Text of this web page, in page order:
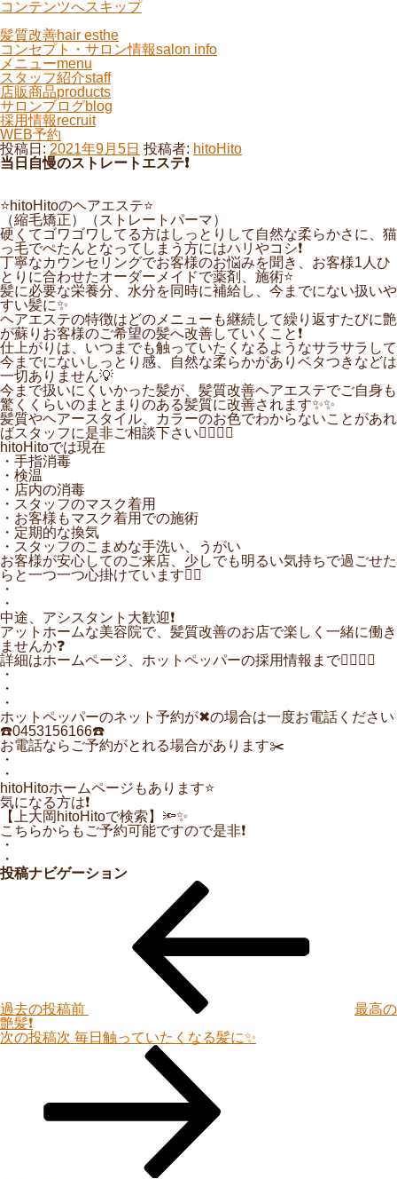
コンテンツへスキップ
髪質改善hair esthe
コンセプト・サロン情報salon info
メニューmenu
スタッフ紹介staff
店販商品products
サロンブログblog
採用情報recruit
WEB予約
投稿日: 2021年9月5日 投稿者: hitoHito
当日自慢のストレートエステ❗️
⭐️hitoHitoのヘアエステ⭐️
（縮毛矯正）（ストレートパーマ）
硬くてゴワゴワしてる方はしっとりして自然な柔らかさに、猫
っ毛でぺたんとなってしまう方にはハリやコシ❗️
丁寧なカウンセリングでお客様のお悩みを聞き、お客様1人ひ
とりに合わせたオーダーメイドで薬剤、施術⭐️
髪に必要な栄養分、水分を同時に補給し、今までにない扱いや
すい髪に✨
ヘアエステの特徴はどのメニューも継続して繰り返すたびに艶
が蘇りお客様のご希望の髪へ改善していくこと❗️
仕上がりは、いつまでも触っていたくなるようなサラサラして
今までにないしっとり感、自然な柔らかがありベタつきなどは
一切ありません💡
今まで扱いにくいかった髪が、髪質改善ヘアエステでご自身も
驚くくらいのまとまりのある髪質に改善されます✨✨
髪質やヘアースタイル、カラーのお色でわからないことがあれ
ばスタッフに是非ご相談下さい🙋‍♂️🙋‍♀️
hitoHitoでは現在
・手指消毒
・検温
・店内の消毒
・スタッフのマスク着用
・お客様もマスク着用での施術
・定期的な換気
・スタッフのこまめな手洗い、うがい
お客様が安心してのご来店、少しでも明るい気持ちで過ごせた
らと一つ一つ心掛けています🙇‍♂️
・
・
中途、アシスタント大歓迎❗️
アットホームな美容院で、髪質改善のお店で楽しく一緒に働き
ませんか❓
詳細はホームページ、ホットペッパーの採用情報まで🙋‍♀️🙋‍♂️
・
・
・
ホットペッパーのネット予約が✖︎の場合は一度お電話ください
☎️0453156166☎️
お電話ならご予約がとれる場合があります✂️
・
・
hitoHitoホームページもあります⭐️
気になる方は❗️
【上大岡hitoHitoで検索】🔦✨
こちらからもご予約可能ですので是非❗️
・
・
投稿ナビゲーション
過去の投稿前
最高の
艶髪❗️
次の投稿次 毎日触っていたくなる髪に✨